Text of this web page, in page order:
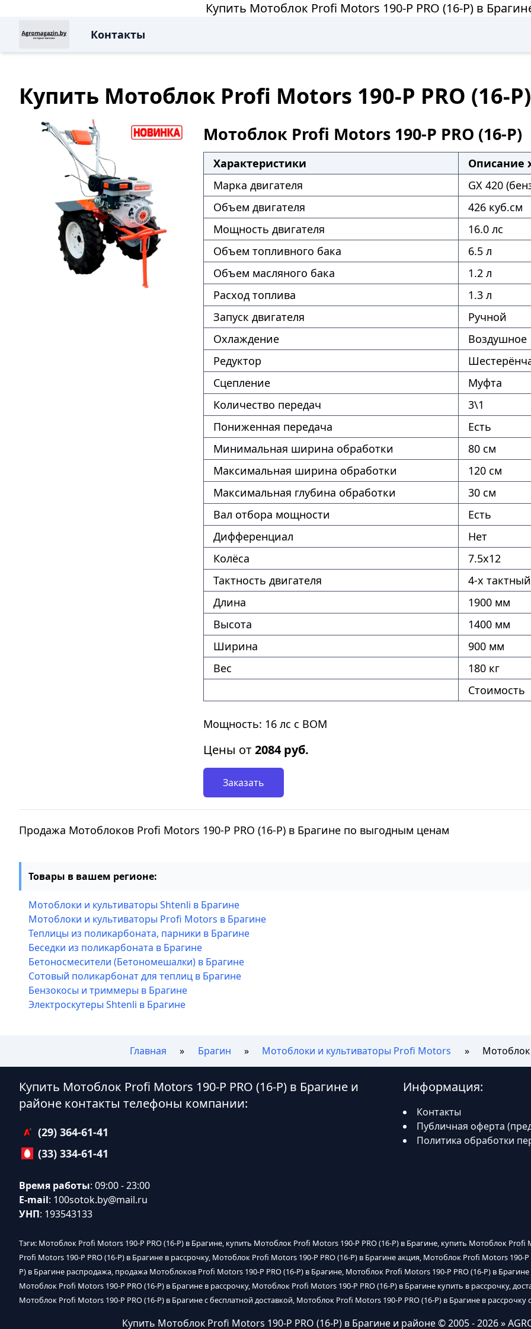
Купить Мотоблок Profi Motors 190-P PRO (16-P) в
Контакты
Купить Мотоблок Profi Motors 190-P PRO (16-
Мотоблок Profi Motors 190-P PRO (16-P)
Характеристики
Описание
Марка двигателя
GX 420
Объем двигателя
426 куб.см
Мощность двигателя
16.0 лс
Объем топливного бака
6.5 л
Объем масляного бака
1.2 л
Расход топлива
1.3 л
Запуск двигателя
Ручной
Охлаждение
Воздушное
Редуктор
Сцепление
Муфта
Количество передач
3\1
Пониженная передача
Есть
Минимальная ширина обработки
80 см
Максимальная ширина обработки
120 см
Максимальная глубина обработки
30 см
Вал отбора мощности
Есть
Дифференциал
Нет
Колёса
7.5х12
Тактность двигателя
4-х тактный
Длина
1900 мм
Высота
1400 мм
Ширина
900 мм
Вес
180 кг
Стоимость
Мощность: 16 лс с ВОМ
Цены от2084 руб.
Заказать
Продажа Мотоблоков Profi Motors 190-P PRO (16-P) в Брагине по выгодным ценам
Товары в вашем регионе:
Мотоблоки и культиваторы Shtenli в Брагине
Мотоблоки и культиваторы Profi Motors в Брагине
Теплицы из поликарбоната, парники в Брагине
Беседки из поликарбоната в Брагине
Бетоносмесители (Бетономешалки) в Брагине
Сотовый поликарбонат для теплиц в Брагине
Бензокосы и триммеры в Брагине
Электроскутеры Shtenli в Брагине
Главная Брагин Мотоблоки и культиваторы Profi Motors Мотоблок
Купить Мотоблок Profi Motors 190-P PRO (16-P) в Брагине и
районе контакты телефоны компании:
(29) 364-61-41
(33) 334-61-41
Время работы: 09:00 - 23:00
E-mail: 100sotok.by@mail.ru
УНП: 193543133
Информация:
Контакты
Публичная оферта
Политика обработки
Тэги: Мотоблок Profi Motors 190-P PRO (16-P) в Брагине, купить Мотоблок Profi Motors 190-P PRO (16-P) в Брагине, купить Мотоблок Profi
Profi Motors 190-P PRO (16-P) в Брагине в рассрочку, Мотоблок Profi Motors 190-P PRO (16-P) в Брагине акция, Мотоблок Profi Motors 190-
P) в Брагине распродажа, продажа Мотоблоков Profi Motors 190-P PRO (16-P) в Брагине, Мотоблок Profi Motors 190-P PRO (16-P) в
Мотоблок Profi Motors 190-P PRO (16-P) в Брагине в рассрочку, Мотоблок Profi Motors 190-P PRO (16-P) в Брагине купить в рассрочку,
Мотоблок Profi Motors 190-P PRO (16-P) в Брагине с бесплатной доставкой, Мотоблок Profi Motors 190-P PRO (16-P) в Брагине в рассрочку
Купить Мотоблок Profi Motors 190-P PRO (16-P) в Брагине и районе© 2005 - 2026 »